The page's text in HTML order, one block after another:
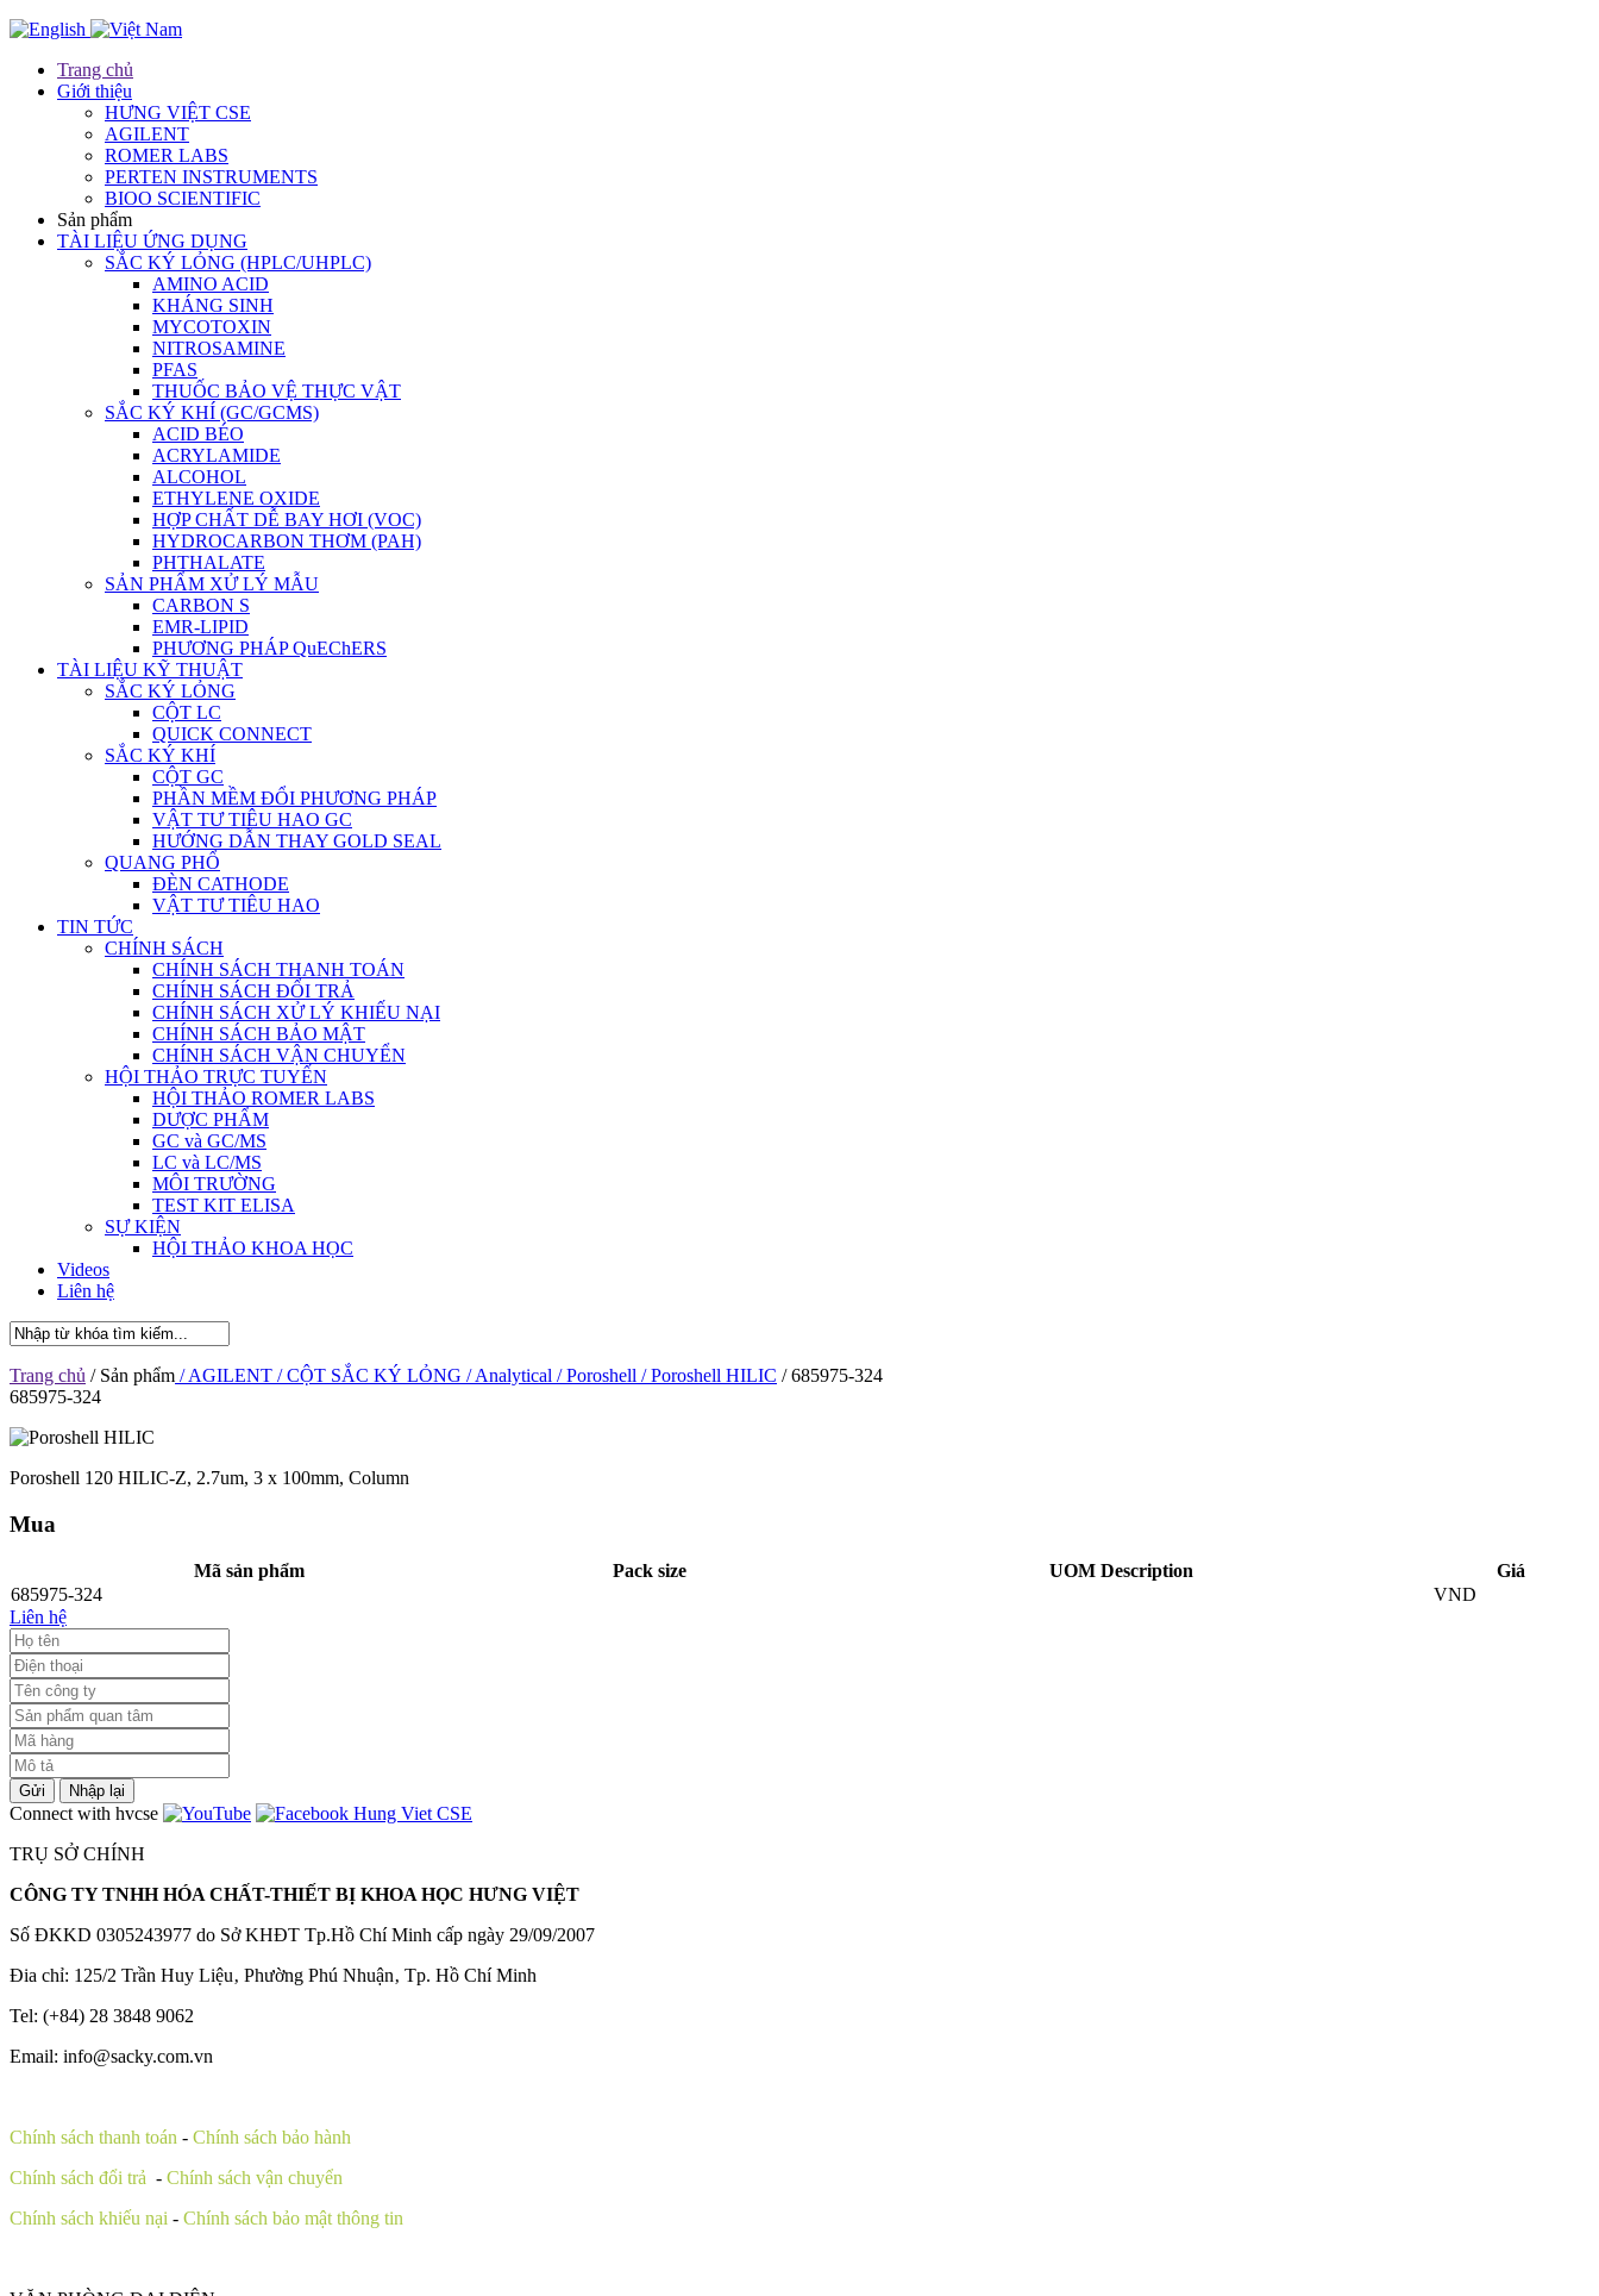
Trang chủ
Giới thiệu
HƯNG VIỆT CSE
AGILENT
ROMER LABS
PERTEN INSTRUMENTS
BIOO SCIENTIFIC
Sản phẩm
TÀI LIỆU ỨNG DỤNG
SẮC KÝ LỎNG (HPLC/UHPLC)
AMINO ACID
KHÁNG SINH
MYCOTOXIN
NITROSAMINE
PFAS
THUỐC BẢO VỆ THỰC VẬT
SẮC KÝ KHÍ (GC/GCMS)
ACID BÉO
ACRYLAMIDE
ALCOHOL
ETHYLENE OXIDE
HỢP CHẤT DỄ BAY HƠI (VOC)
HYDROCARBON THƠM (PAH)
PHTHALATE
SẢN PHẨM XỬ LÝ MẪU
CARBON S
EMR-LIPID
PHƯƠNG PHÁP QuEChERS
TÀI LIỆU KỸ THUẬT
SẮC KÝ LỎNG
CỘT LC
QUICK CONNECT
SẮC KÝ KHÍ
CỘT GC
PHẦN MỀM ĐỔI PHƯƠNG PHÁP
VẬT TƯ TIÊU HAO GC
HƯỚNG DẪN THAY GOLD SEAL
QUANG PHỔ
ĐÈN CATHODE
VẬT TƯ TIÊU HAO
TIN TỨC
CHÍNH SÁCH
CHÍNH SÁCH THANH TOÁN
CHÍNH SÁCH ĐỔI TRẢ
CHÍNH SÁCH XỬ LÝ KHIẾU NẠI
CHÍNH SÁCH BẢO MẬT
CHÍNH SÁCH VẬN CHUYỂN
HỘI THẢO TRỰC TUYẾN
HỘI THẢO ROMER LABS
DƯỢC PHẨM
GC và GC/MS
LC và LC/MS
MÔI TRƯỜNG
TEST KIT ELISA
SỰ KIỆN
HỘI THẢO KHOA HỌC
Videos
Liên hệ
Trang chủ / Sản phẩm / AGILENT / CỘT SẮC KÝ LỎNG / Analytical / Poroshell / Poroshell HILIC / 685975-324
685975-324
Poroshell 120 HILIC-Z, 2.7um, 3 x 100mm, Column
Mua
Mã sản phẩm Pack size UOM Description
Giá
685975-324
VND
Liên hệ
Gửi Nhập lại
Connect with hvcse
TRỤ SỞ CHÍNH
CÔNG TY TNHH HÓA CHẤT-THIẾT BỊ KHOA HỌC HƯNG VIỆT
Số ĐKKD 0305243977 do Sở KHĐT Tp.Hồ Chí Minh cấp ngày 29/09/2007
Đia chỉ: 125/2 Trần Huy Liệu‚ Phường Phú Nhuận‚ Tp. Hồ Chí Minh
Tel: (+84) 28 3848 9062
Email: info@sacky.com.vn
Chính sách thanh toán - Chính sách bảo hành
Chính sách đổi trả - Chính sách vận chuyển
Chính sách khiếu nại - Chính sách bảo mật thông tin